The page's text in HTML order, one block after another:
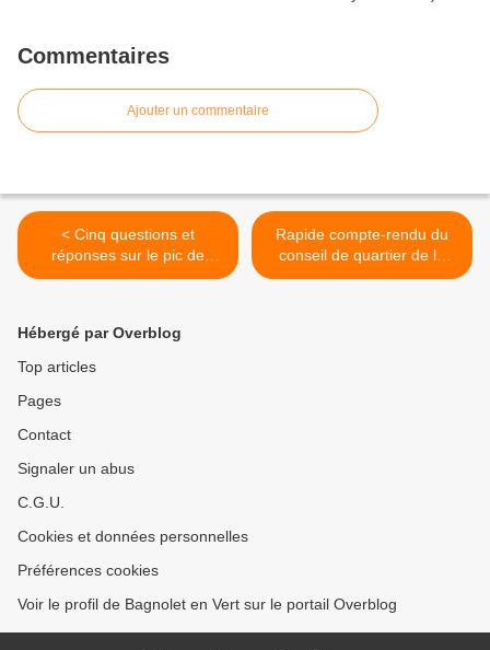
Commentaires
Ajouter un commentaire
< Cinq questions et
réponses sur le pic de
pollution en Ile-de-France
Rapide compte-rendu du
conseil de quartier de la
Dhuys du 6 décembre 2016
Hébergé par Overblog
Top articles
Pages
Contact
Signaler un abus
C.G.U.
Cookies et données personnelles
Préférences cookies
Voir le profil de Bagnolet en Vert sur le portail Overblog